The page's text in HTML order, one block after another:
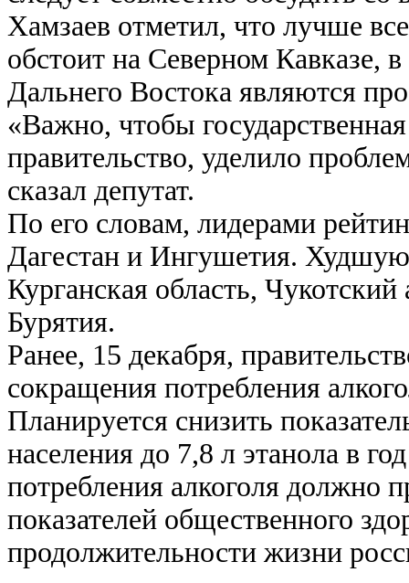
Хамзаев отметил, что лучше
обстоит на Северном Кавказе,
Дальнего Востока являются
«Важно, чтобы
правительство, уделило
сказал депутат.
По его словам, лидерами
Дагестан и Ингушетия.
Курганская область,
Бурятия.
Ранее, 15 декабря,
сокращения потребления
Планируется снизить
населения до 7,8 л этанола в
потребления алкоголя должно
показателей общественного
продолжительности жизни